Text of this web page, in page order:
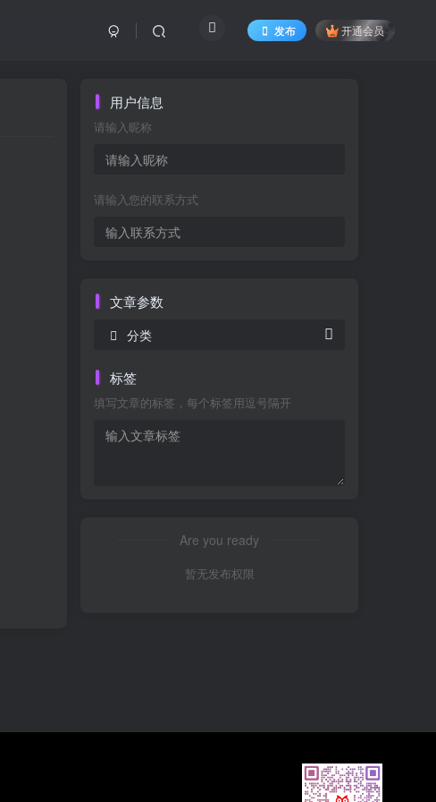
发布 开通会员
用户信息
请输入昵称
请输入您的联系方式
文章参数
分类
标签
填写文章的标签，每个标签用逗号隔开
Are you ready
暂无发布权限